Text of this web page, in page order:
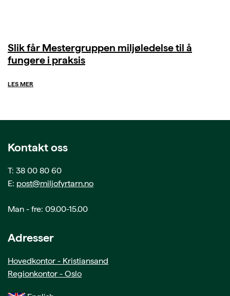
Slik får Mestergruppen miljøledelse til å
fungere i praksis
LES MER
Kontakt oss
T: 38 00 80 60
E: post@miljofyrtarn.no
Man - fre: 09.00-15.00
Adresser
Hovedkontor - Kristiansand
Regionkontor - Oslo